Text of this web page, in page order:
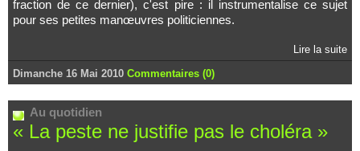
fraction de ce dernier), c'est pire : il instrumentalise ce sujet
pour ses petites manœuvres politiciennes.
Lire la suite
Dimanche 16 Mai 2010 Commentaires (0)
Au quotidien
« La peste ne justifie pas le choléra »